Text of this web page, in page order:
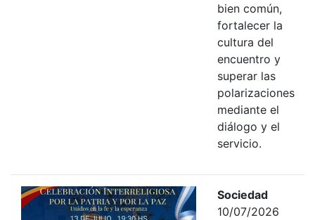
bien común,
fortalecer la
cultura del
encuentro y
superar las
polarizaciones
mediante el
diálogo y el
servicio.
Sociedad
10/07/2026